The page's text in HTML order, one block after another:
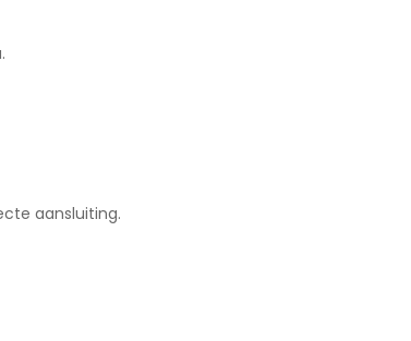
aansluiting.